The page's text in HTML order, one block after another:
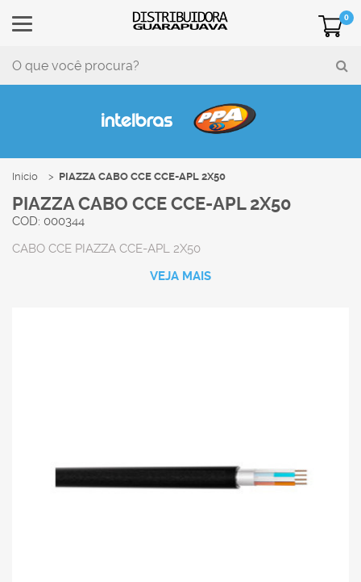
0
Início PIAZZA CABO CCE CCE-APL 2X50
PIAZZA CABO CCE CCE-APL 2X50
COD: 000344
CABO CCE PIAZZA CCE-APL 2X50
VEJA MAIS